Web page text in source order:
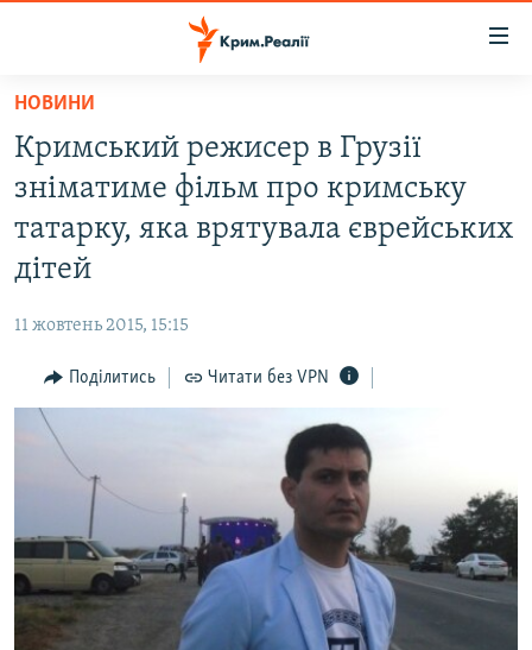
Перейти
основного
матеріалу
до
основної
Перейти
пошуку
ВОДА.КРИМ
ПОЛІТИКА
ІНТЕРВ'Ю
ВСЕ ЗА ДЕНЬ
СПЕЦПРОЕКТИ
ДЕПОРТАЦІЯ
ВІДЕОУРОКИ «ELIFBE»
СВІДЧЕННЯ ОКУПАЦІЇ
УКРАЇНСЬКА ПРОБЛЕМА КРИМУ
ЯК ОБІЙТИ БЛОКУВАННЯ
Русский
Qırımtatar
НОВИНИ
Кримський режисер в Грузії
зніматиме фільм про кримську
татарку, яка врятувала єврейських
дітей
11 жовтень 2015, 15:15
Поділитись Читати без VPN